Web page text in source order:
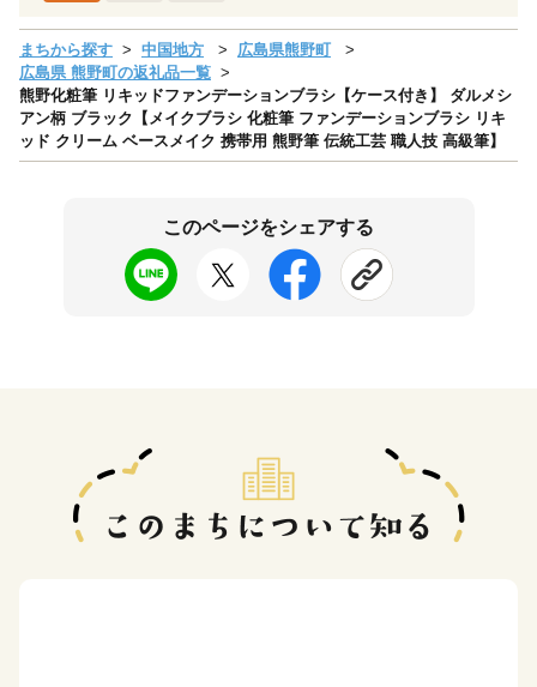
まちから探す 中国地方
広島県熊野町
広島県 熊野町の返礼品一覧
熊野化粧筆 リキッドファンデーションブラシ【ケース付き】 ダルメシ
アン柄 ブラック【メイクブラシ 化粧筆 ファンデーションブラシ リキ
ッド クリーム ベースメイク 携帯用 熊野筆 伝統工芸 職人技 高級筆】
このページをシェアする